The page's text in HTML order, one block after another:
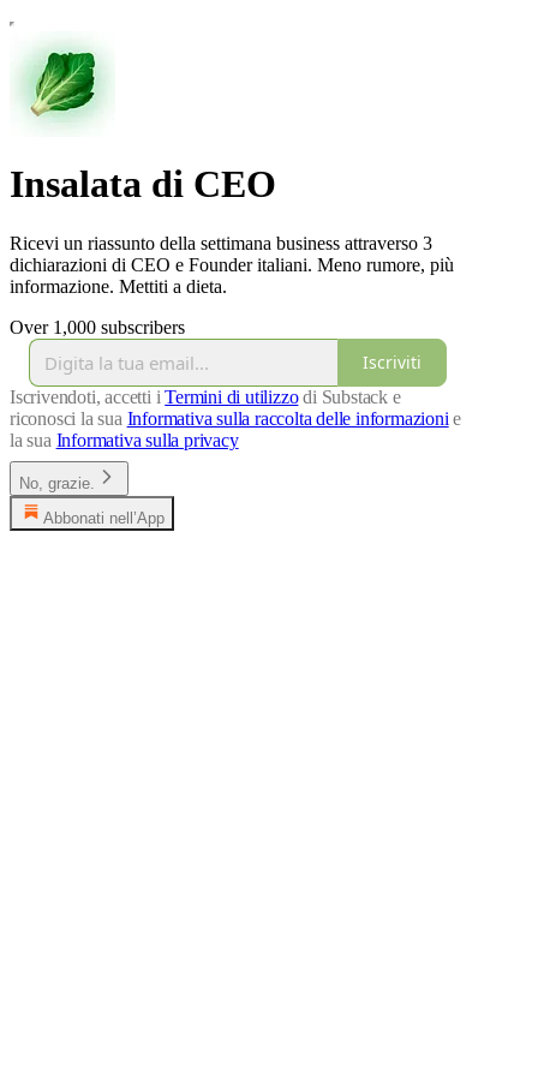
Insalata di CEO
Ricevi un riassunto della settimana business attraverso 3
dichiarazioni di CEO e Founder italiani. Meno rumore, più
informazione. Mettiti a dieta.
Over 1,000 subscribers
Iscriviti
Iscrivendoti, accetti iTermini di utilizzodi Substack e
riconosci la sua Informativa sulla raccolta delle informazioni e
la sua Informativa sulla privacy
No, grazie.
Abbonati nell’App